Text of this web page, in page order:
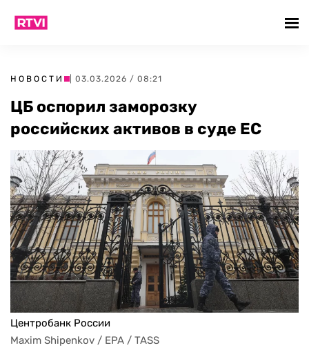
НОВОСТИ | 03.03.2026 / 08:21
ЦБ оспорил заморозку
российских активов в суде ЕС
Центробанк России
Maxim Shipenkov / EPA / TASS